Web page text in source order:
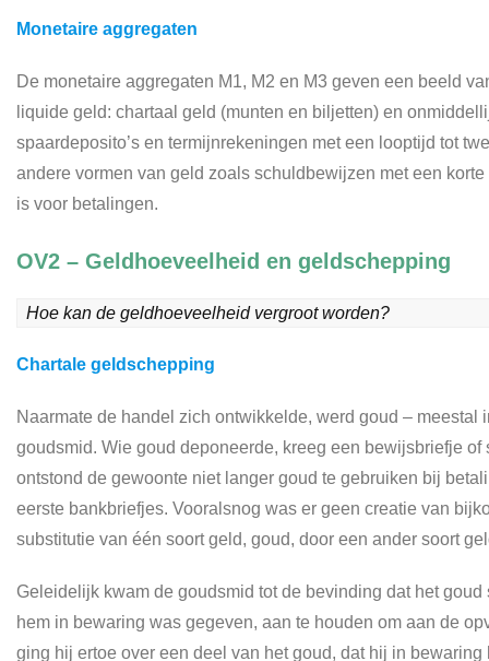
Monetaire aggregaten
De monetaire aggregaten M1, M2 en M3 geven een beeld
liquide geld: chartaal geld (munten en biljetten) en
spaardeposito’s en termijnrekeningen met een looptijd tot
andere vormen van geld zoals schuldbewijzen met een
is voor betalingen.
OV2 – Geldhoeveelheid en geldschepping
Hoe kan de geldhoeveelheid vergroot worden?
Chartale geldschepping
Naarmate de handel zich ontwikkelde, werd goud –
goudsmid. Wie goud deponeerde, kreeg een bewijsbriefje
ontstond de gewoonte niet langer goud te gebruiken bij
eerste bankbriefjes. Vooralsnog was er geen creatie van
substitutie van één soort geld, goud, door een ander soort
Geleidelijk kwam de goudsmid tot de bevinding dat het
hem in bewaring was gegeven, aan te houden om aan de
ging hij ertoe over een deel van het goud, dat hij in